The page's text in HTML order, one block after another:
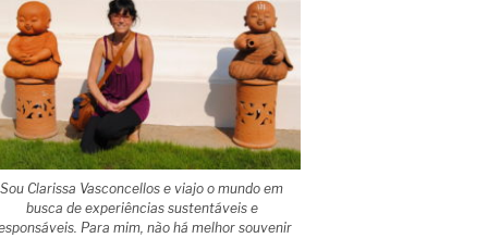
Sou Clarissa Vasconcellos e viajo o mundo em
busca de experiências sustentáveis e
Para mim, não há melhor souvenir